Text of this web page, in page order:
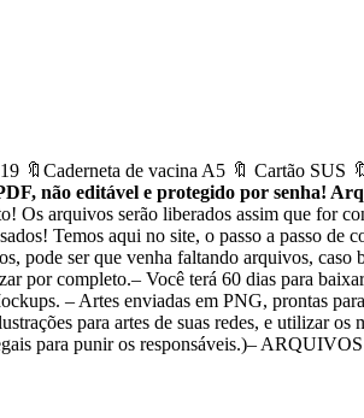
de vacina A5 🔖 Cartão SUS
não editável e protegido por senha!
Os arquivos serão liberados assim que for
Temos aqui no site, o passo a passo
pode ser que venha faltando arquivos,
por completo.– Você terá 60 dias para
– Artes enviadas em PNG, prontas
para artes de suas redes, e utilizar os
para punir os responsáveis.)–